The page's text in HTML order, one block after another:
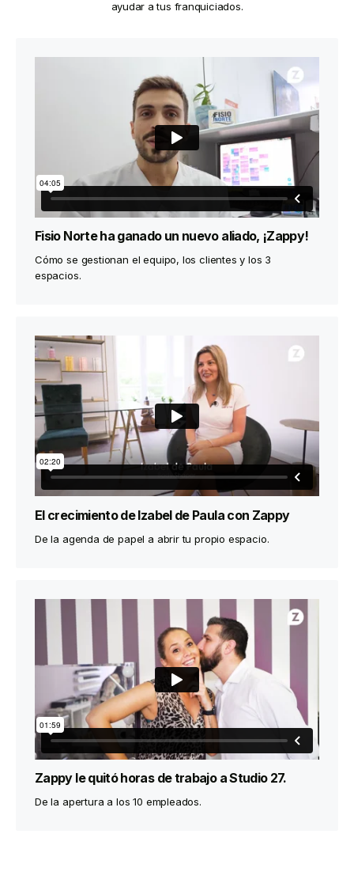
ayudar a tus franquiciados.
Fisio Norte ha ganado un nuevo aliado, ¡Zappy!
Cómo se gestionan el equipo, los clientes y los 3
espacios.
El crecimiento de Izabel de Paula con Zappy
De la agenda de papel a abrir tu propio espacio.
Zappy le quitó horas de trabajo a Studio 27.
De la apertura a los 10 empleados.